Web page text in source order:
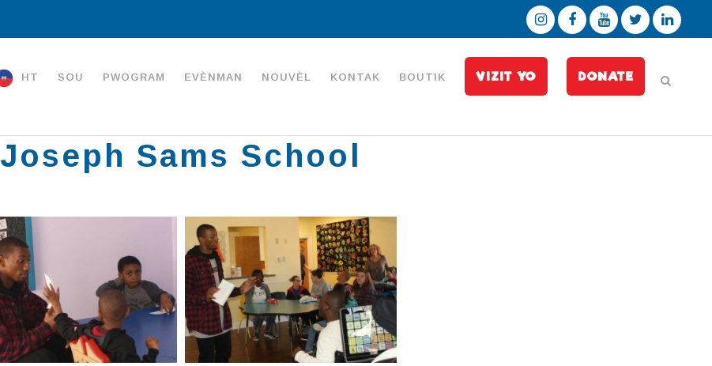
HT SOU PWOGRAM EVÈNMAN NOUVÈL KONTAK BOUTIK VIZIT YO DONATE
Joseph Sams School